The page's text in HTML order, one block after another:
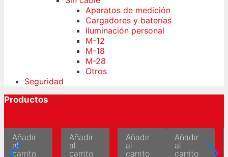
Aparatos de medición
Cargadores y baterías
Iluminación personal
M-12
M-18
M-28
Otros
Seguridad
Productos
Añadir
al
carrito
Añadir
al
carrito
Añadir
al
carrito
Añadir
al
carrito